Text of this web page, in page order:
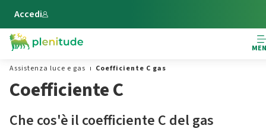
Vai al contenuto principale
Accedi
Assistenza luce e gas
Coefficiente C gas
Coefficiente C
Che cos'è il coefficiente C del gas